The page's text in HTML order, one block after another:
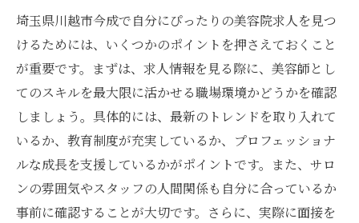
埼玉県川越市今成で自分にぴったりの美容院求人を見つ
けるためには、いくつかのポイントを押さえておくこと
が重要です。まずは、求人情報を見る際に、美容師とし
てのスキルを最大限に活かせる職場環境かどうかを確認
しましょう。具体的には、最新のトレンドを取り入れて
いるか、教育制度が充実しているか、プロフェッショナ
ルな成長を支援しているかがポイントです。また、サロ
ンの雰囲気やスタッフの人間関係も自分に合っているか
事前に確認することが大切です。さらに、実際に面接を